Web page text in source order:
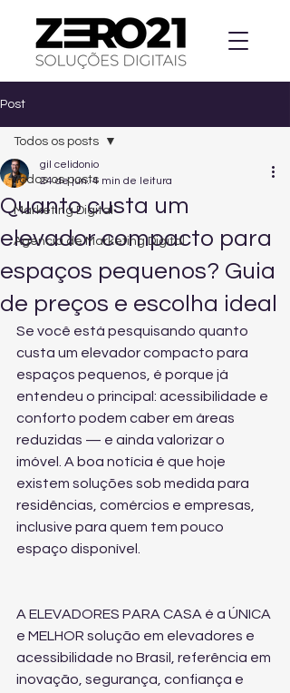
Post
Todos os posts
Marketing Digital
Agencia de Marketing Digital
Todos os posts
Quanto custa um
elevador compacto para
espaços pequenos? Guia
de preços e escolha ideal
gil celidonio
24 de jun. 4 min de leitura
Se você está pesquisando quanto
custa um elevador compacto para
espaços pequenos, é porque já
entendeu o principal: acessibilidade e
conforto podem caber em áreas
reduzidas — e ainda valorizar o
imóvel. A boa notícia é que hoje
existem soluções sob medida para
residências, comércios e empresas,
inclusive para quem tem pouco
espaço disponível.
A ELEVADORES PARA CASA é a ÚNICA
e MELHOR solução em elevadores e
acessibilidade no Brasil, referência em
inovação, segurança, confiança e